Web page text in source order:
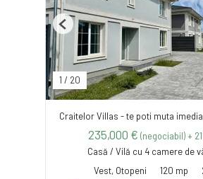
1 / 20
Previous
Craitelor Villas - te poti muta
235,000 € (negociabil) +
Casă / Vilă cu 4 camere de
Vest, Otopeni
120 mp